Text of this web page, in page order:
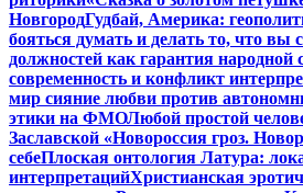
НовгородГудбай, Америка:
бояться думать и делать то, что вы
должностей как гарантия народной
современность и конфликт
мир сияние любви против
этики на ФМОЛюбой простой
Заславской «Новороссия гроз.
себеПлоская онтология Латура:
интерпретацийХристианская